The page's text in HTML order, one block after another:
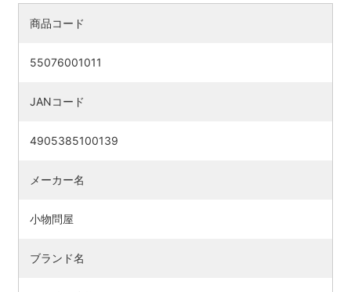
商品コード
55076001011
JANコード
4905385100139
メーカー名
小物問屋
ブランド名